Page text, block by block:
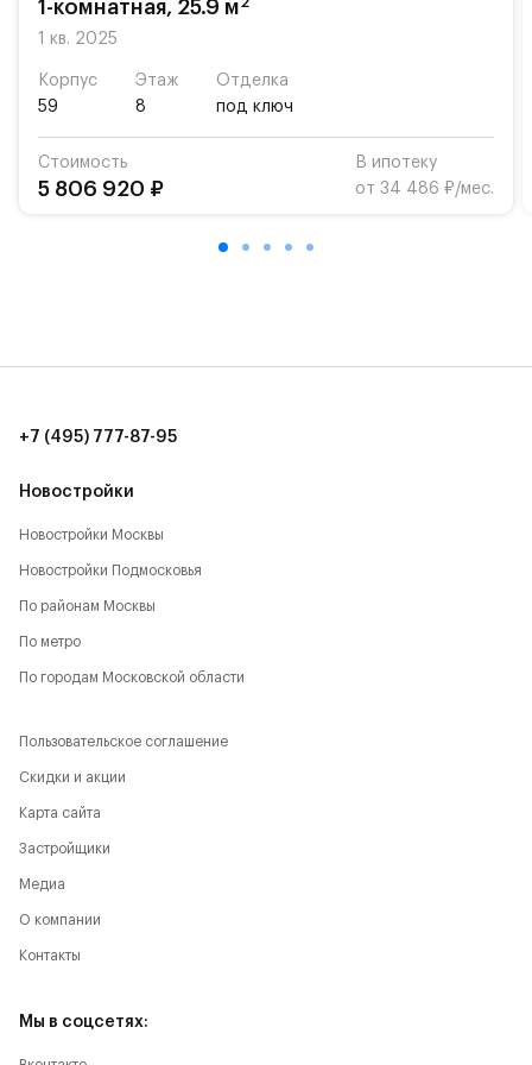
Для автомобилистов — закрытые озеленённые
Территория квартала приватная, въезд
осуществляется по пропускам.#yan19-2r1498759#
1-комнатная, 25.9 м
1 кв. 2025
Корпус
59
Этаж
8
Отделка
под ключ
Стоимость
5 806 920 ₽
В ипотеку
от 34 486 ₽/мес.
Новостройки
Новостройки Москвы
Новостройки Подмосковья
По районам Москвы
По метро
По городам Московской области
+7 (495) 777-87-95
Пользовательское соглашение
Скидки и акции
Карта сайта
Застройщики
Медиа
О компании
Контакты
Мы в соцсетях: